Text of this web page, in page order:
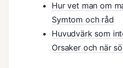
Hur vet man om
Symtom och råd
Huvudvärk som
Orsaker och när